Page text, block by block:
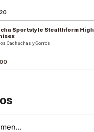
Sportstyle Stealthform High
Cachuchas y Gorros